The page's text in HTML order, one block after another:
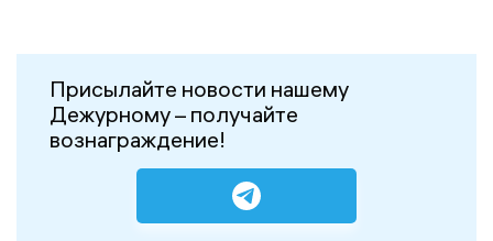
Присылайте новости нашему
Дежурному – получайте
вознаграждение!